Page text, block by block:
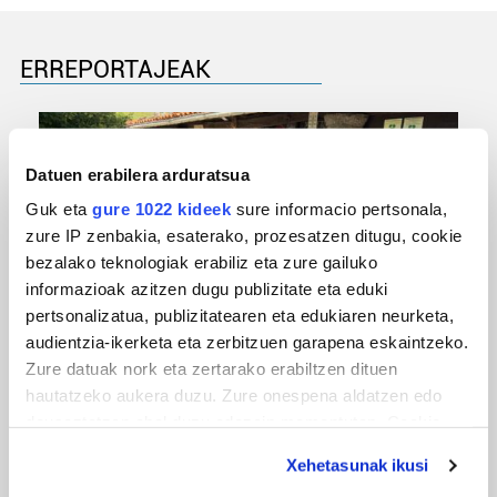
Datuen erabilera arduratsua
Guk eta gure 1022 kideek sure informacio pertsonala,
zure IP zenbakia, esaterako, prozesatzen ditugu, cookie
bezalako teknologiak erabiliz eta zure gailuko
informazioak azitzen dugu publizitate eta eduki
pertsonalizatua, publizitatearen eta edukiaren neurketa,
audientzia-ikerketa eta zerbitzuen garapena eskaintzeko.
Zure datuak nork eta zertarako erabiltzen dituen
hautatzeko aukera duzu. Zure onespena aldatzen edo
Xehetasunak ikusi
ERREPORTAJEAK
URBIAKO FESTA
Urbiako zelaiak erromeria leku